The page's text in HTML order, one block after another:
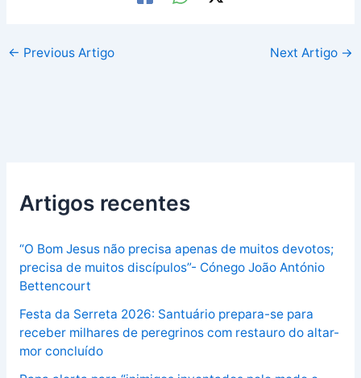
← Previous Artigo Next Artigo →
Artigos recentes
“O Bom Jesus não precisa apenas de muitos devotos;
precisa de muitos discípulos”- Cónego João António
Bettencourt
Festa da Serreta 2026: Santuário prepara-se para
receber milhares de peregrinos com restauro do altar-
mor concluído